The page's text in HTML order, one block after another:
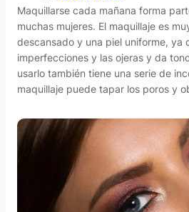
Maquillarse cada mañana forma
muchas mujeres. El maquillaje es
descansado y una piel uniforme, ya
imperfecciones y las ojeras y da
usarlo también tiene una serie de
maquillaje puede tapar los poros y